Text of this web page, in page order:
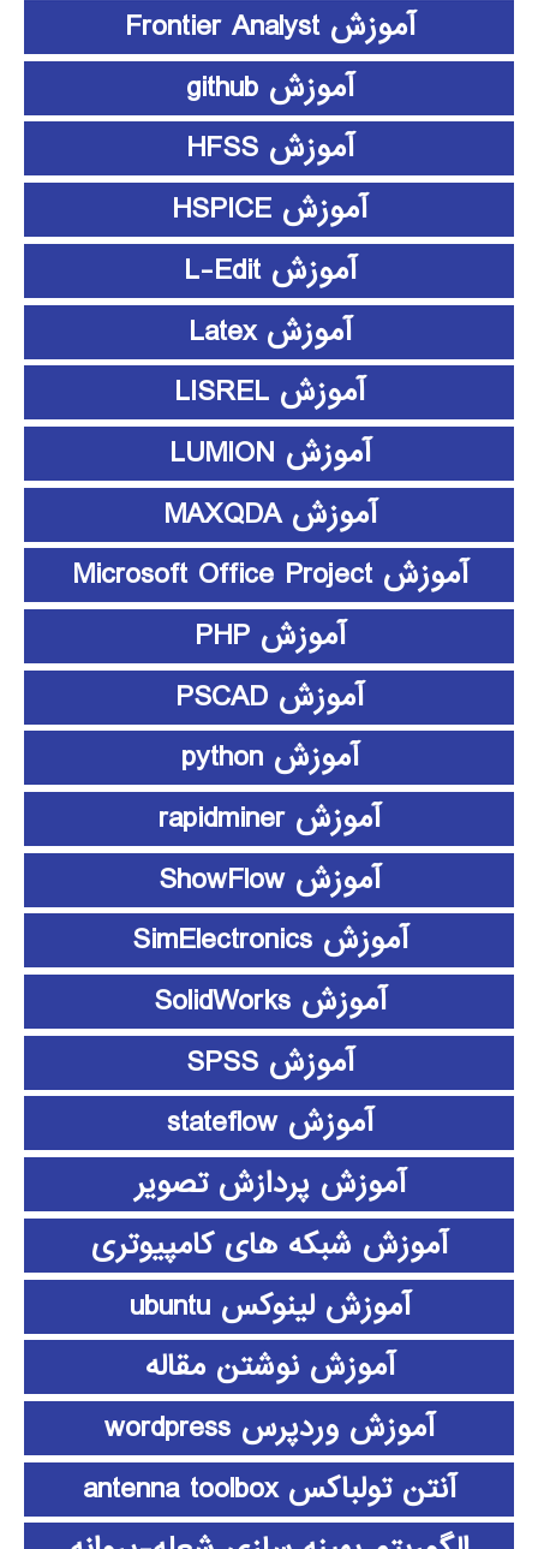
آموزش Frontier Analyst
آموزش github
آموزش HFSS
آموزش HSPICE
آموزش L-Edit
آموزش Latex
آموزش LISREL
آموزش LUMION
آموزش MAXQDA
آموزش Microsoft Office Project
آموزش PHP
آموزش PSCAD
آموزش python
آموزش rapidminer
آموزش ShowFlow
آموزش SimElectronics
آموزش SolidWorks
آموزش SPSS
آموزش stateflow
آموزش پردازش تصویر
آموزش شبکه های کامپیوتری
آموزش لینوکس ubuntu
آموزش نوشتن مقاله
آموزش وردپرس wordpress
آنتن تولباکس antenna toolbox